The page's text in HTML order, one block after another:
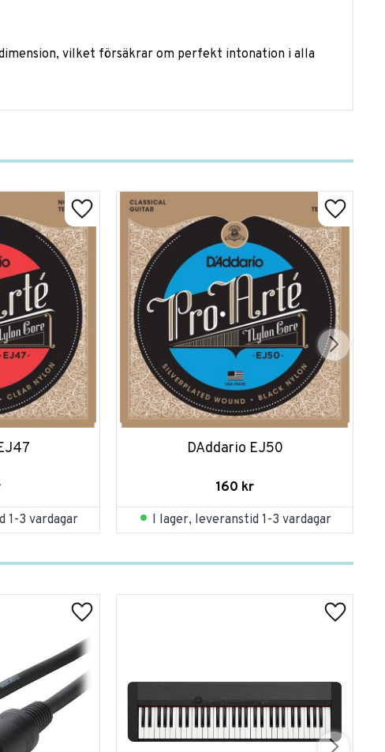
vilket försäkrar om perfekt intonation i alla
1-3 vardagar
DAddario EJ50
160 kr
I lager, leveranstid 1-3 vardagar